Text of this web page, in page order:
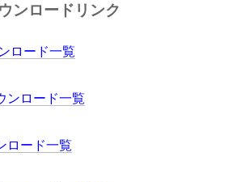
ンロードリンク
ロード一覧
ンロード一覧
ロード一覧